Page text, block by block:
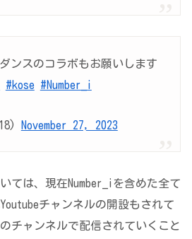
ンスのコラボもお願いします
#kose #Number_i
November 27, 2023
ては、現在Number_iを含めた全て
チャンネルの開設もされて
チャンネルで配信されていくこと